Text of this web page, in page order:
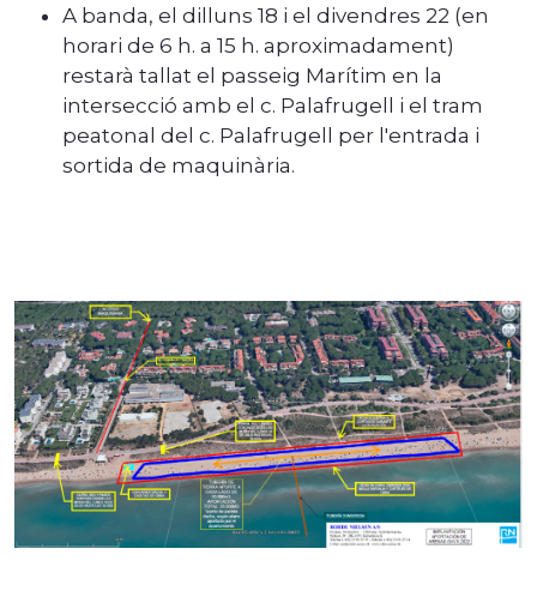
A banda, el dilluns 18 i el divendres 22 (en
horari de 6 h. a 15 h. aproximadament)
restarà tallat el passeig Marítim en la
intersecció amb el c. Palafrugell i el tram
peatonal del c. Palafrugell per l'entrada i
sortida de maquinària.